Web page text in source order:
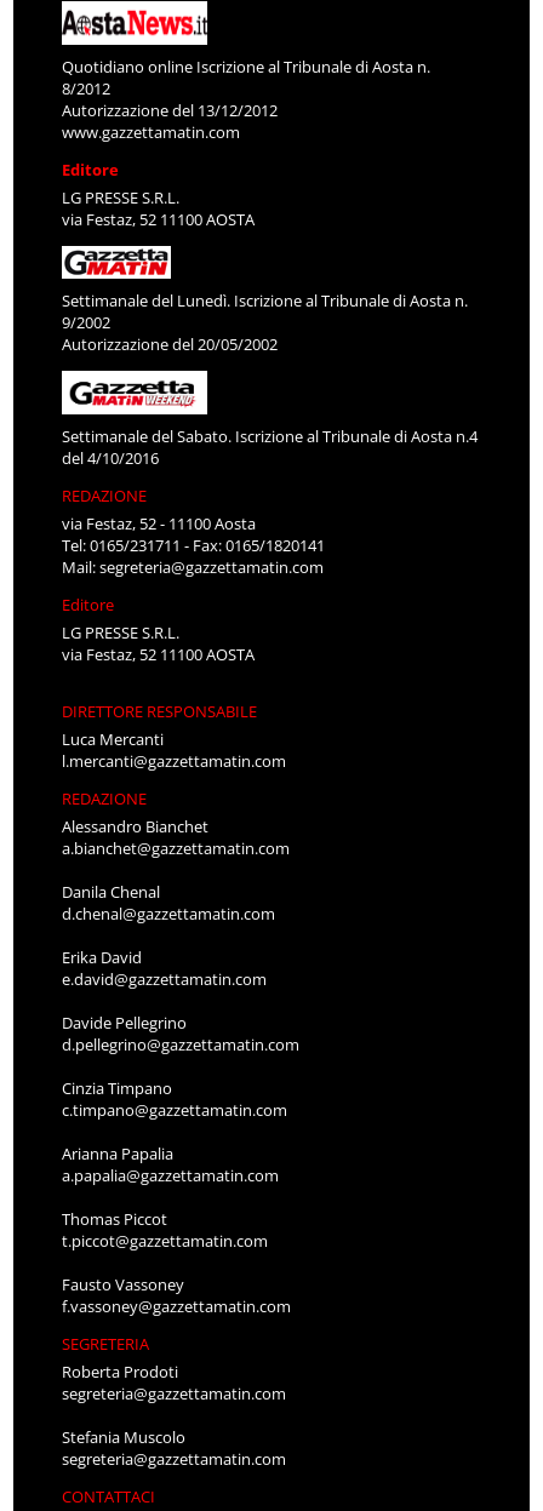
Quotidiano online Iscrizione al Tribunale di Aosta n.
8/2012
Autorizzazione del 13/12/2012
www.gazzettamatin.com
Editore
LG PRESSE S.R.L.
via Festaz, 52 11100 AOSTA
Settimanale del Lunedì. Iscrizione al Tribunale di Aosta n.
9/2002
Autorizzazione del 20/05/2002
Settimanale del Sabato. Iscrizione al Tribunale di Aosta n.4
del 4/10/2016
REDAZIONE
via Festaz, 52 - 11100 Aosta
Tel: 0165/231711 - Fax: 0165/1820141
Mail:segreteria@gazzettamatin.com
Editore
LG PRESSE S.R.L.
via Festaz, 52 11100 AOSTA
DIRETTORE RESPONSABILE
Luca Mercanti
l.mercanti@gazzettamatin.com
REDAZIONE
Alessandro Bianchet
a.bianchet@gazzettamatin.com
Danila Chenal
d.chenal@gazzettamatin.com
Erika David
e.david@gazzettamatin.com
Davide Pellegrino
d.pellegrino@gazzettamatin.com
Cinzia Timpano
c.timpano@gazzettamatin.com
Arianna Papalia
a.papalia@gazzettamatin.com
Thomas Piccot
t.piccot@gazzettamatin.com
Fausto Vassoney
f.vassoney@gazzettamatin.com
SEGRETERIA
Roberta Prodoti
segreteria@gazzettamatin.com
Stefania Muscolo
segreteria@gazzettamatin.com
CONTATTACI